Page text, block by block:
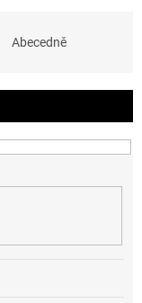
Abecedně